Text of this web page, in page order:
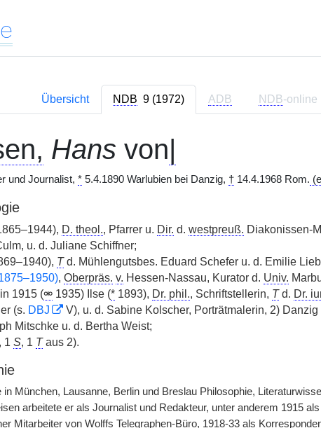
Übersicht NDB 9 (1972) ADB NDB-online
Hans von|
und Journalist, *5.4.1890 Warlubien bei Danzig, †14.4.1968 Rom.
D. theol., Pfarrer u. Dir. d. westpreuß. Diakonissen-
u. d. Juliane Schiffner;
Td. Mühlengutsbes. Eduard Schefer u. d. Emilie
, Oberpräs. v. Hessen-Nassau, Kurator d. Univ.
1915 (⚮1935) Ilse (*1893), Dr. phil., Schriftstellerin, Td. Dr.
(s. DBJ V), u. d. Sabine Kolscher, Porträtmalerin, 2)
Mitschke u. d. Bertha Weist;
1 S, 1 Taus 2).
in München, Lausanne, Berlin und Breslau Philosophie,
arbeitete er als Journalist und Redakteur, unter anderem 1915
Mitarbeiter von Wolffs Telegraphen-Büro, 1918-33 als